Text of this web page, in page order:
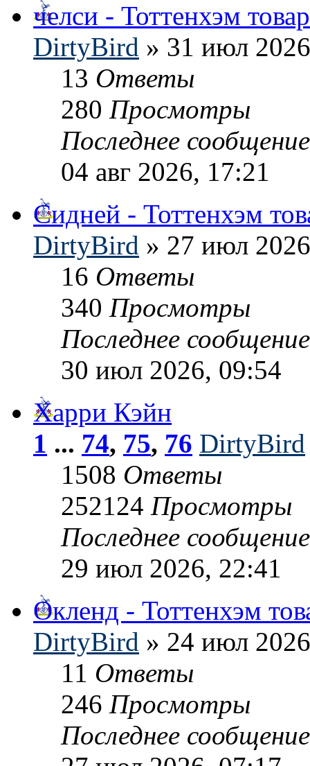
челси - Тоттенхэм
DirtyBird » 31 июл
13 Ответы
280 Просмотры
Последнее
04 авг 2026, 17:21
Сидней - Тоттенхэм
DirtyBird » 27 июл
16 Ответы
340 Просмотры
Последнее
30 июл 2026, 09:54
Харри Кэйн
1 ... 74, 75, 76 DirtyBird
1508 Ответы
252124 Просмотры
Последнее
29 июл 2026, 22:41
Окленд - Тоттенхэм
DirtyBird » 24 июл
11 Ответы
246 Просмотры
Последнее